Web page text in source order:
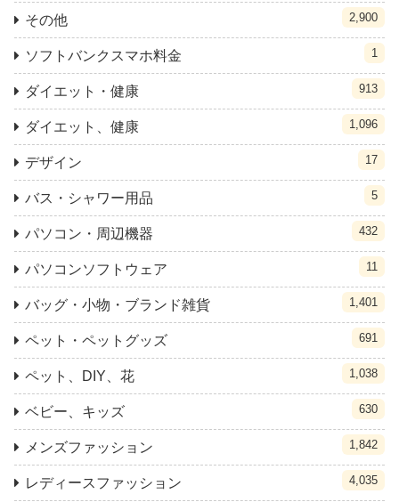
その他 2,900
ソフトバンクスマホ料金 1
ダイエット・健康 913
ダイエット、健康 1,096
デザイン 17
バス・シャワー用品 5
パソコン・周辺機器 432
パソコンソフトウェア 11
バッグ・小物・ブランド雑貨 1,401
ペット・ペットグッズ 691
ペット、DIY、花 1,038
ベビー、キッズ 630
メンズファッション 1,842
レディースファッション 4,035